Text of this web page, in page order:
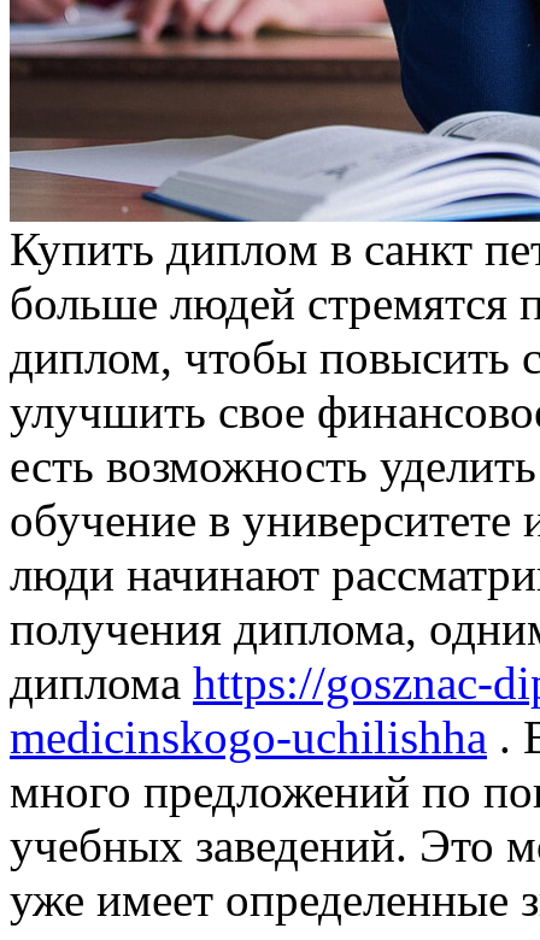
Купить диплoм в сaнкт
больше людей стремятся
диплом, чтобы повысить
улучшить свое
есть возможность
обучение в
люди начинают
получения диплома,
диплома https://gosznac-
medicinskogo-uchilishha .
много предложений по
учебных заведений. Это
уже имеет определенные